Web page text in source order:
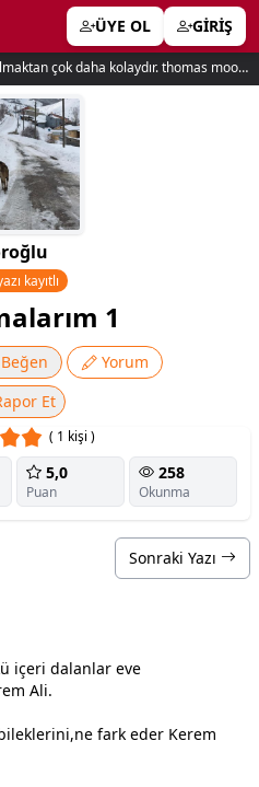
ÜYE OL GİRİŞ
En iyi yolu bulmak, en kötüsünü bulmaktan çok daha kolaydır. thomas moore
kayıtlı
1
Beğen
Yorum
Et
( 1 kişi )
5,0
Puan
258
Okunma
Sonraki Yazı
içeri dalanlar eve
Ali.
fark eder Kerem